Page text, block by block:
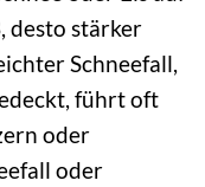
desto stärker
Schneefall,
führt oft
oder
oder